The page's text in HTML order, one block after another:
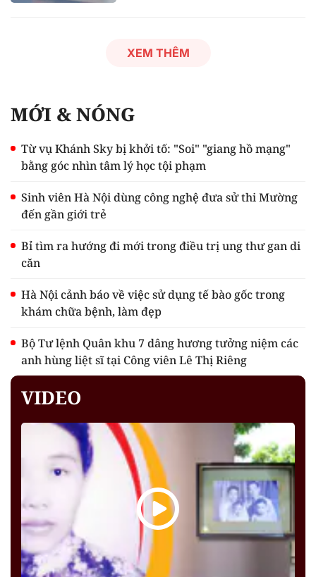
XEM THÊM
MỚI & NÓNG
Từ vụ Khánh Sky bị khởi tố: "Soi" "giang hồ mạng"
bằng góc nhìn tâm lý học tội phạm
Sinh viên Hà Nội dùng công nghệ đưa sử thi Mường
đến gần giới trẻ
Bỉ tìm ra hướng đi mới trong điều trị ung thư gan di
căn
Hà Nội cảnh báo về việc sử dụng tế bào gốc trong
khám chữa bệnh, làm đẹp
Bộ Tư lệnh Quân khu 7 dâng hương tưởng niệm các
anh hùng liệt sĩ tại Công viên Lê Thị Riêng
VIDEO